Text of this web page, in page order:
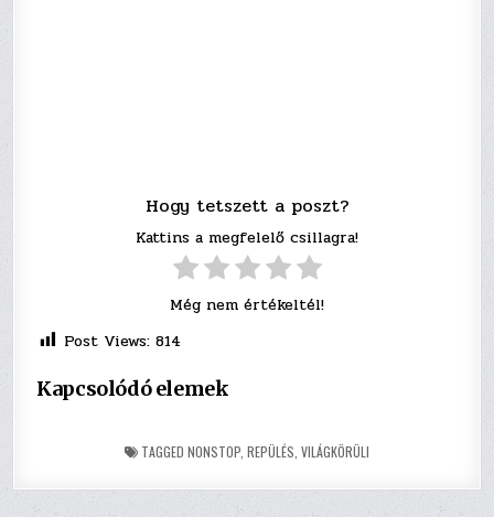
Hogy tetszett a poszt?
Kattins a megfelelő csillagra!
Még nem értékeltél!
Post Views: 814
Kapcsolódó elemek
TAGGED NONSTOP REPÜLÉS VILÁGKÖRÜLI